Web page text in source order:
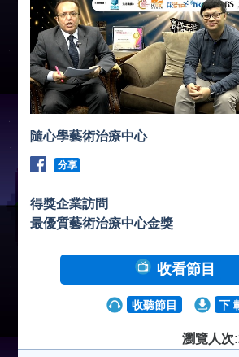
隨心學藝術治療中心
分享
得獎企業訪問
最優質藝術治療中心金獎
收看節目
收聽節目 下
瀏覽人次